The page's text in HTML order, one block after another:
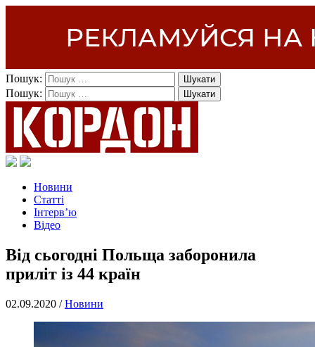
Пошук:
Пошук:
Новини
Статті
Інтерв’ю
Відео
Від сьогодні Польща заборонила
приліт із 44 країн
02.09.2020 /Новини